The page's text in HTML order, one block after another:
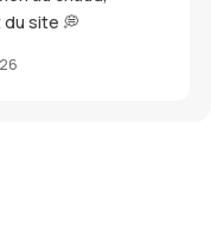
du site 💭